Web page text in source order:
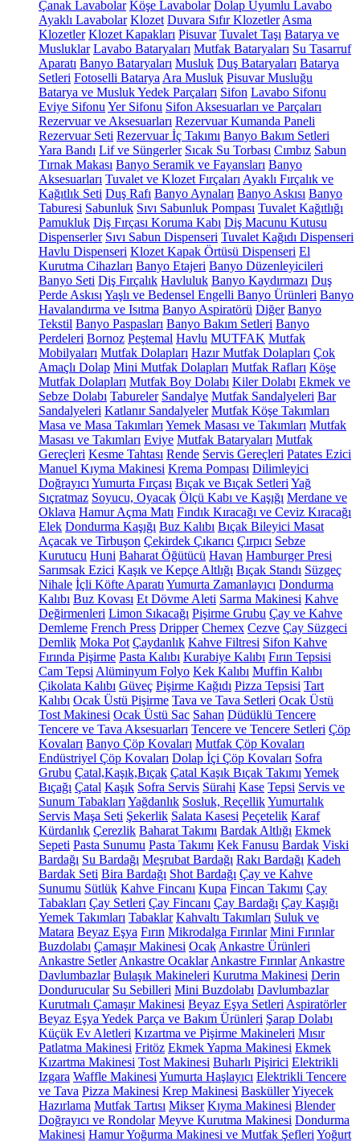
Çanak Lavabolar Köşe Lavabolar Dolap Uyumlu Lavabo
Ayaklı Lavabolar Klozet Duvara Sıfır Klozetler Asma
Klozetler Klozet Kapakları Pisuvar Tuvalet Taşı Batarya ve
Musluklar Lavabo Bataryaları Mutfak Bataryaları Su Tasarruf
Aparatı Banyo Bataryaları Musluk Duş Bataryaları Batarya
Setleri Fotoselli Batarya Ara Musluk Pisuvar Musluğu
Batarya ve Musluk Yedek Parçaları Sifon Lavabo Sifonu
Eviye Sifonu Yer Sifonu Sifon Aksesuarları ve Parçaları
Rezervuar ve Aksesuarları Rezervuar Kumanda Paneli
Rezervuar Seti Rezervuar İç Takımı Banyo Bakım Setleri
Yara Bandı Lif ve Süngerler Sıcak Su Torbası Cımbız Sabun
Tırnak Makası Banyo Seramik ve Fayansları Banyo
Aksesuarları Tuvalet ve Klozet Fırçaları Ayaklı Fırçalık ve
Kağıtlık Seti Duş Rafı Banyo Aynaları Banyo Askısı Banyo
Taburesi Sabunluk Sıvı Sabunluk Pompası Tuvalet Kağıtlığı
Pamukluk Diş Fırçası Koruma Kabı Diş Macunu Kutusu
Dispenserler Sıvı Sabun Dispenseri Tuvalet Kağıdı Dispenseri
Havlu Dispenseri Klozet Kapak Örtüsü Dispenseri El
Kurutma Cihazları Banyo Etajeri Banyo Düzenleyicileri
Banyo Seti Diş Fırçalık Havluluk Banyo Kaydırmazı Duş
Perde Askısı Yaşlı ve Bedensel Engelli Banyo Ürünleri Banyo
Havalandırma ve Isıtma Banyo Aspiratörü Diğer Banyo
Tekstil Banyo Paspasları Banyo Bakım Setleri Banyo
Perdeleri Bornoz Peştemal Havlu MUTFAK Mutfak
Mobilyaları Mutfak Dolapları Hazır Mutfak Dolapları Çok
Amaçlı Dolap Mini Mutfak Dolapları Mutfak Rafları Köşe
Mutfak Dolapları Mutfak Boy Dolabı Kiler Dolabı Ekmek ve
Sebze Dolabı Tabureler Sandalye Mutfak Sandalyeleri Bar
Sandalyeleri Katlanır Sandalyeler Mutfak Köşe Takımları
Masa ve Masa Takımları Yemek Masası ve Takımları Mutfak
Masası ve Takımları Eviye Mutfak Bataryaları Mutfak
Gereçleri Kesme Tahtası Rende Servis Gereçleri Patates Ezici
Manuel Kıyma Makinesi Krema Pompası Dilimleyici
Doğrayıcı Yumurta Fırçası Bıçak ve Bıçak Setleri Yağ
Sıçratmaz Soyucu, Oyacak Ölçü Kabı ve Kaşığı Merdane ve
Oklava Hamur Açma Matı Fındık Kıracağı ve Ceviz Kıracağı
Elek Dondurma Kaşığı Buz Kalıbı Bıçak Bileyici Masat
Açacak ve Tirbuşon Çekirdek Çıkarıcı Çırpıcı Sebze
Kurutucu Huni Baharat Öğütücü Havan Hamburger Presi
Sarımsak Ezici Kaşık ve Kepçe Altlığı Bıçak Standı Süzgeç
Nihale İçli Köfte Aparatı Yumurta Zamanlayıcı Dondurma
Kalıbı Buz Kovası Et Dövme Aleti Sarma Makinesi Kahve
Değirmenleri Limon Sıkacağı Pişirme Grubu Çay ve Kahve
Demleme French Press Dripper Chemex Cezve Çay Süzgeci
Demlik Moka Pot Çaydanlık Kahve Filtresi Sifon Kahve
Fırında Pişirme Pasta Kalıbı Kurabiye Kalıbı Fırın Tepsisi
Cam Tepsi Alüminyum Folyo Kek Kalıbı Muffin Kalıbı
Çikolata Kalıbı Güveç Pişirme Kağıdı Pizza Tepsisi Tart
Kalıbı Ocak Üstü Pişirme Tava ve Tava Setleri Ocak Üstü
Tost Makinesi Ocak Üstü Sac Sahan Düdüklü Tencere
Tencere ve Tava Aksesuarları Tencere ve Tencere Setleri Çöp
Kovaları Banyo Çöp Kovaları Mutfak Çöp Kovaları
Endüstriyel Çöp Kovaları Dolap İçi Çöp Kovaları Sofra
Grubu Çatal,Kaşık,Bıçak Çatal Kaşık Bıçak Takımı Yemek
Bıçağı Çatal Kaşık Sofra Servis Sürahi Kase Tepsi Servis ve
Sunum Tabakları Yağdanlık Sosluk, ReçellikYumurtalık
Servis Maşa Seti Şekerlik Salata Kasesi Peçetelik Karaf
Kürdanlık Çerezlik Baharat Takımı Bardak Altlığı Ekmek
Sepeti Pasta Sunumu Pasta Takımı Kek Fanusu Bardak Viski
Bardağı Su Bardağı Meşrubat Bardağı Rakı Bardağı Kadeh
Bardak Seti Bira Bardağı Shot Bardağı Çay ve Kahve
Sunumu Sütlük Kahve Fincanı Kupa Fincan Takımı Çay
Tabakları Çay Setleri Çay Fincanı Çay Bardağı Çay Kaşığı
Yemek Takımları Tabaklar Kahvaltı Takımları Suluk ve
Matara Beyaz Eşya Fırın Mikrodalga Fırınlar Mini Fırınlar
Buzdolabı Çamaşır Makinesi Ocak Ankastre Ürünleri
Ankastre Setler Ankastre Ocaklar Ankastre Fırınlar Ankastre
Davlumbazlar Bulaşık Makineleri Kurutma Makinesi Derin
Dondurucular Su Sebilleri Mini Buzdolabı Davlumbazlar
Kurutmalı Çamaşır Makinesi Beyaz Eşya Setleri Aspiratörler
Beyaz Eşya Yedek Parça ve Bakım Ürünleri Şarap Dolabı
Küçük Ev Aletleri Kızartma ve Pişirme Makineleri Mısır
Patlatma Makinesi Fritöz Ekmek Yapma Makinesi Ekmek
Kızartma Makinesi Tost Makinesi Buharlı Pişirici Elektrikli
Izgara Waffle Makinesi Yumurta Haşlayıcı Elektrikli Tencere
ve Tava Pizza Makinesi Krep Makinesi BasküllerYiyecek
Hazırlama Mutfak Tartısı Mikser Kıyma Makinesi Blender
Doğrayıcı ve Rondolar Meyve Kurutma Makinesi Dondurma
Makinesi Hamur Yoğurma Makinesi ve Mutfak Şefleri Yoğurt